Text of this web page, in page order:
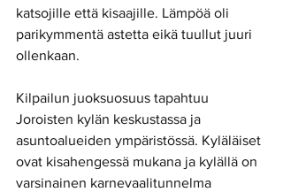
katsojille että kisaajille. Lämpöä oli
parikymmentä astetta eikä tuullut juuri
ollenkaan.
Kilpailun juoksuosuus tapahtuu
Joroisten kylän keskustassa ja
asuntoalueiden ympäristössä. Kyläläiset
ovat kisahengessä mukana ja kylällä on
varsinainen karnevaalitunnelma